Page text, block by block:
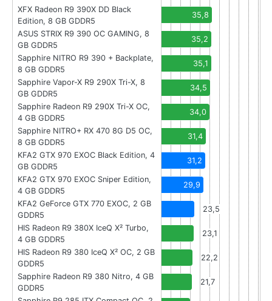
XFX Radeon R9 390X DD Black
Edition, 8 GB GDDR5
35,8
ASUS STRIX R9 390 OC GAMING, 8
GB GDDR5
35,2
Sapphire NITRO R9 390 + Backplate,
8 GB GDDR5
35,1
Sapphire Vapor-X R9 290X Tri-X, 8
GB GDDR5
34,5
Sapphire Radeon R9 290X Tri-X OC,
4 GB GDDR5
34,0
Sapphire NITRO+ RX 470 8G D5 OC,
8 GB GDDR5
31,4
KFA2 GTX 970 EXOC Black Edition, 4
GB GDDR5
31,2
KFA2 GTX 970 EXOC Sniper Edition,
4 GB GDDR5
29,9
KFA2 GeForce GTX 770 EXOC, 2 GB
GDDR5
23,5
HIS Radeon R9 380X IceQ X² Turbo,
4 GB GDDR5
23,1
HIS Radeon R9 380 IceQ X² OC, 2 GB
GDDR5
22,2
Sapphire Radeon R9 380 Nitro, 4 GB
GDDR5
21,7